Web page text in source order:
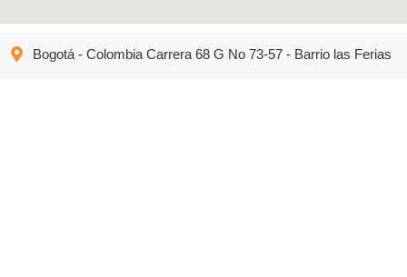
Bogotá - Colombia Carrera 68 G No 73-57 - Barrio las Ferias